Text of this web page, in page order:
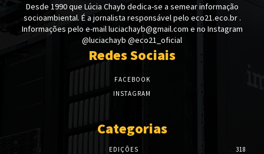
Desde 1990 que Lúcia Chayb dedica-se a semear informação
socioambiental. É a jornalista responsável pelo eco21.eco.br .
Informações pelo e-mail luciachayb@gmail.com e no Instagram
@luciachayb @eco21_oficial
Redes Sociais
FACEBOOK
INSTAGRAM
Categorias
EDIÇÕES
318